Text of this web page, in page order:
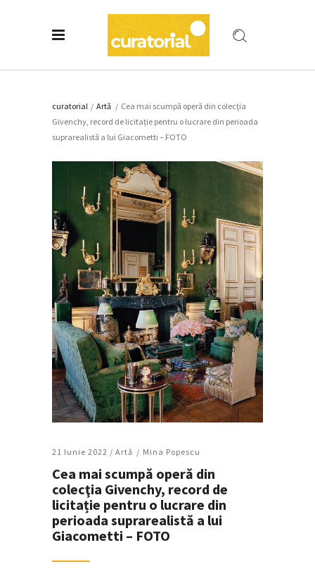
curatorial / Artǎ / Cea mai scumpă operă din colecţia
Givenchy, record de licitație pentru o lucrare din perioada
suprarealistă a lui Giacometti – FOTO
21 Iunie 2022 / Artǎ Mina Popescu
Cea mai scumpă operă din
colecţia Givenchy, record de
licitație pentru o lucrare din
perioada suprarealistă a lui
Giacometti – FOTO